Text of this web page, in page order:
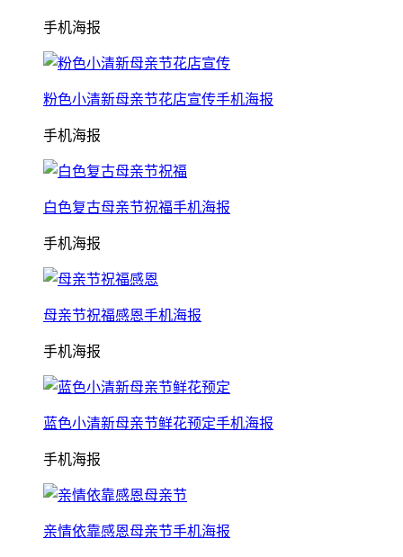
手机海报
粉色小清新母亲节花店宣传手机海报
手机海报
白色复古母亲节祝福手机海报
手机海报
母亲节祝福感恩手机海报
手机海报
蓝色小清新母亲节鲜花预定手机海报
手机海报
亲情依靠感恩母亲节手机海报